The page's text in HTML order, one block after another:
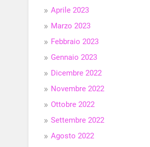
Aprile 2023
Marzo 2023
Febbraio 2023
Gennaio 2023
Dicembre 2022
Novembre 2022
Ottobre 2022
Settembre 2022
Agosto 2022